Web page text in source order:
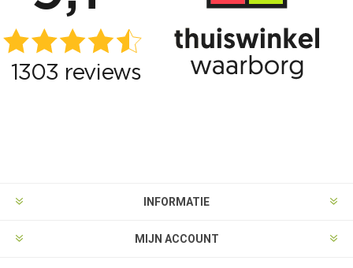
INFORMATIE
MIJN ACCOUNT